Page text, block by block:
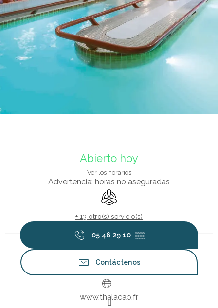
Abierto hoy
Ver los horarios
Advertencia: horas no aseguradas
Aire Acondicionado
+ 13 otro(s) servicio(s)
05 46 29 10 ▒▒
Contáctenos
www.thalacap.fr